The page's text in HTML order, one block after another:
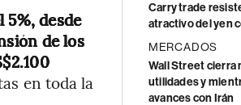
desde
de los
en toda la
Carry trade
atractivo del yen
MERCADOS
Wall Street cierra
utilidades y
avances con Irán